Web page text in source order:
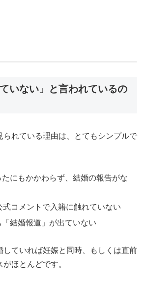
いない」と言われているの
られている理由は、とてもシンプルで
にもかかわらず、結婚の報告がな
コメントで入籍に触れていない
結婚報道」が出ていない
していれば妊娠と同時、もしくは直前
ほとんどです。